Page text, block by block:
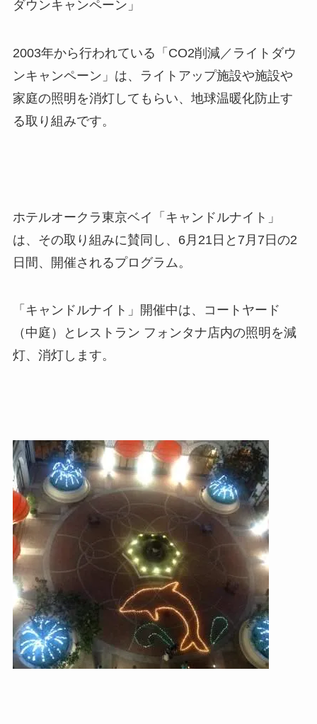
ダウンキャンペーン」
2003年から行われている「CO2削減／ライトダウ
ンキャンペーン」は、ライトアップ施設や施設や
家庭の照明を消灯してもらい、地球温暖化防止す
る取り組みです。
ホテルオークラ東京ベイ「キャンドルナイト」
は、その取り組みに賛同し、6月21日と7月7日の2
日間、開催されるプログラム。
「キャンドルナイト」開催中は、コートヤード
（中庭）とレストラン フォンタナ店内の照明を減
灯、消灯します。